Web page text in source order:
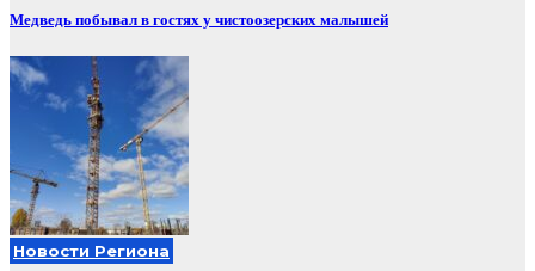
Медведь побывал в гостях у чистоозерских малышей
Новости Региона